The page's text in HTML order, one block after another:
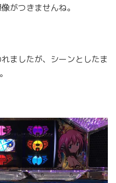
がつきませんね。
ましたが、シーンとしたま